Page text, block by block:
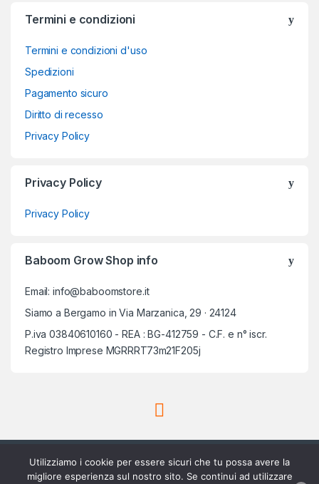
Termini e condizioni
Termini e condizioni d'uso
Spedizioni
Pagamento sicuro
Diritto di recesso
Privacy Policy
Privacy Policy
Privacy Policy
Baboom Grow Shop info
Email: info@baboomstore.it
Siamo a Bergamo in Via Marzanica, 29 · 24124
P.iva 03840610160 - REA : BG-412759 - C.F. e n° iscr.
Registro Imprese MGRRRT73m21F205j
Utilizziamo i cookie per essere sicuri che tu possa avere la
migliore esperienza sul nostro sito. Se continui ad utilizzare